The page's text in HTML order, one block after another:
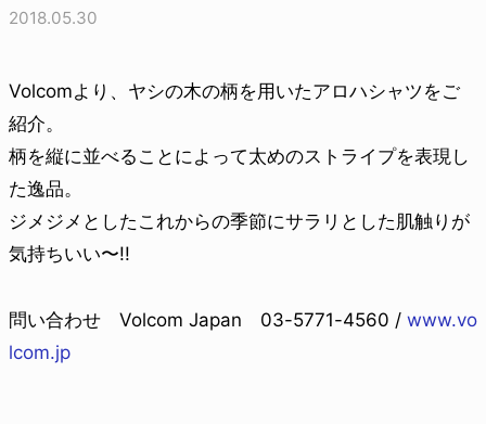
2018.05.30
Volcomより、ヤシの木の柄を用いたアロハシャツをご
紹介。
柄を縦に並べることによって太めのストライプを表現し
た逸品。
ジメジメとしたこれからの季節にサラリとした肌触りが
気持ちいい〜!!
問い合わせ Volcom Japan 03-5771-4560 / www.vo
lcom.jp